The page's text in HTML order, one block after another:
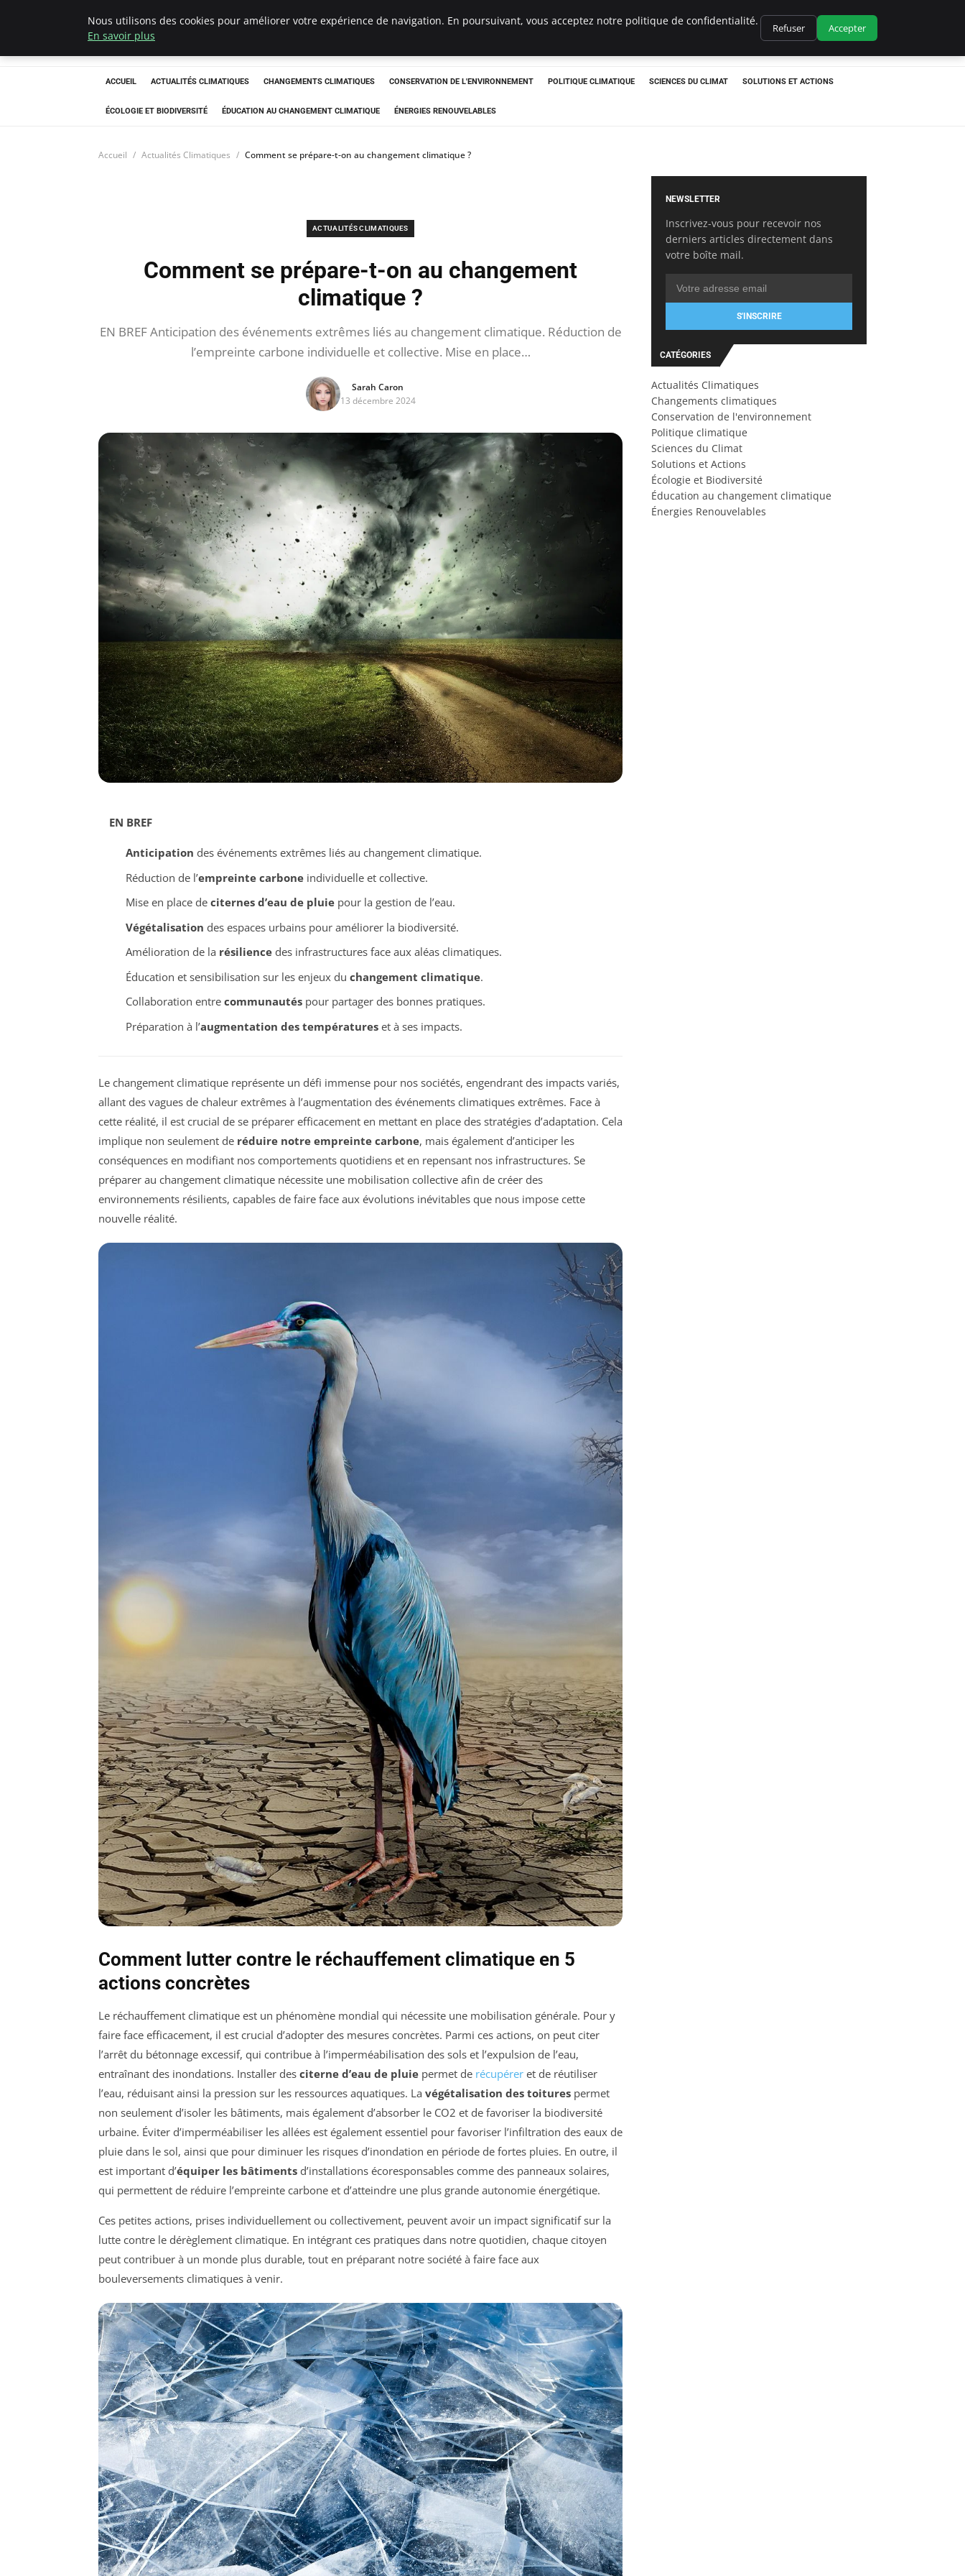
Climatedebtagents
ACCUEIL ACTUALITÉS CLIMATIQUES CHANGEMENTS CLIMATIQUES CONSERVATION DE L'ENVIRONNEMENT POLITIQUE CLIMATIQUE SCIENCES DU CLIMAT SOLUTIONS ET ACTIONS
ÉCOLOGIE ET BIODIVERSITÉ ÉDUCATION AU CHANGEMENT CLIMATIQUE ÉNERGIES RENOUVELABLES
Accueil Actualités Climatiques Comment se prépare-t-on au changement climatique ?
ACTUALITÉS CLIMATIQUES
Comment se prépare-t-on au changement
climatique ?
EN BREF Anticipation des événements extrêmes liés au changement climatique. Réduction de
l’empreinte carbone individuelle et collective. Mise en place…
Sarah Caron
13 décembre 2024
EN BREF
Anticipation des événements extrêmes liés au changement climatique.
Réduction de l’empreinte carboneindividuelle et collective.
Mise en place de citernes d’eau de pluiepour la gestion de l’eau.
Végétalisation des espaces urbains pour améliorer la biodiversité.
Amélioration de la résiliencedes infrastructures face aux aléas climatiques.
Éducation et sensibilisation sur les enjeux du changement climatique.
Collaboration entre communautéspour partager des bonnes pratiques.
Préparation à l’augmentation des températureset à ses impacts.
Le changement climatique représente un défi immense pour nos sociétés, engendrant des impacts variés,
allant des vagues de chaleur extrêmes à l’augmentation des événements climatiques extrêmes. Face à
cette réalité, il est crucial de se préparer efficacement en mettant en place des stratégies d’adaptation. Cela
implique non seulement de réduire notre empreinte carbone, mais également d’anticiper les
conséquences en modifiant nos comportements quotidiens et en repensant nos infrastructures. Se
préparer au changement climatique nécessite une mobilisation collective afin de créer des
environnements résilients, capables de faire face aux évolutions inévitables que nous impose cette
nouvelle réalité.
Comment lutter contre le réchauffement climatique en 5
actions concrètes
Le réchauffement climatique est un phénomène mondial qui nécessite une mobilisation générale. Pour y
faire face efficacement, il est crucial d’adopter des mesures concrètes. Parmi ces actions, on peut citer
l’arrêt du bétonnage excessif, qui contribue à l’imperméabilisation des sols et l’expulsion de l’eau,
entraînant des inondations. Installer des citerne d’eau de pluie permet de récupérer et de réutiliser
l’eau, réduisant ainsi la pression sur les ressources aquatiques. La végétalisation des toitures permet
non seulement d’isoler les bâtiments, mais également d’absorber le CO2 et de favoriser la biodiversité
urbaine. Éviter d’imperméabiliser les allées est également essentiel pour favoriser l’infiltration des eaux de
pluie dans le sol, ainsi que pour diminuer les risques d’inondation en période de fortes pluies. En outre, il
est important d’équiper les bâtiments d’installations écoresponsables comme des panneaux solaires,
qui permettent de réduire l’empreinte carbone et d’atteindre une plus grande autonomie énergétique.
Ces petites actions, prises individuellement ou collectivement, peuvent avoir un impact significatif sur la
lutte contre le dérèglement climatique. En intégrant ces pratiques dans notre quotidien, chaque citoyen
peut contribuer à un monde plus durable, tout en préparant notre société à faire face aux
bouleversements climatiques à venir.
NEWSLETTER
Inscrivez-vous pour recevoir nos
derniers articles directement dans
votre boîte mail.
S'INSCRIRE
CATÉGORIES
Actualités Climatiques
Changements climatiques
Conservation de l'environnement
Politique climatique
Sciences du Climat
Solutions et Actions
Écologie et Biodiversité
Éducation au changement climatique
Énergies Renouvelables
Nous utilisons des cookies pour améliorer votre expérience de navigation. En poursuivant, vous acceptez notre politique de confidentialité.
En savoir plus
Refuser Accepter